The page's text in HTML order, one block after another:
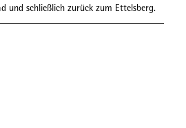
und schließlich zurück zum Ettelsberg.